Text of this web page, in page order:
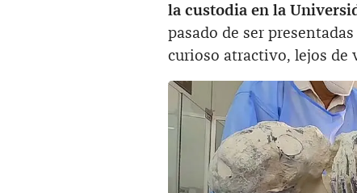
la custodia en la
pasado de ser
curioso atractivo, lejos de